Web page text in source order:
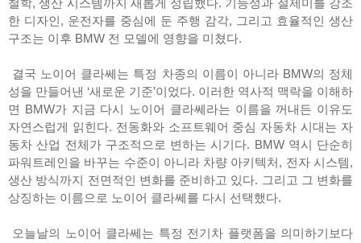
철학, 생산 시스템까지 새롭게 정립했다. 기능성과 절제미를 강조
한 디자인, 운전자를 중심에 둔 주행 감각, 그리고 효율적인 생산
구조는 이후 BMW 전 모델에 영향을 미쳤다.
결국 노이어 클라쎄는 특정 차종의 이름이 아니라 BMW의 정체
성을 만들어낸 ‘새로운 기준’이었다. 이러한 역사적 맥락을 이해하
면 BMW가 지금 다시 노이어 클라쎄라는 이름을 꺼내든 이유도
자연스럽게 읽힌다. 전동화와 소프트웨어 중심 자동차 시대는 자
동차 산업 전체가 구조적으로 변하는 시기다. BMW 역시 단순히
파워트레인을 바꾸는 수준이 아니라 차량 아키텍처, 전자 시스템,
생산 방식까지 전면적인 변화를 준비하고 있다. 그리고 그 변화를
상징하는 이름으로 노이어 클라쎄를 다시 선택했다.
오늘날의 노이어 클라쎄는 특정 전기차 플랫폼을 의미하기보다